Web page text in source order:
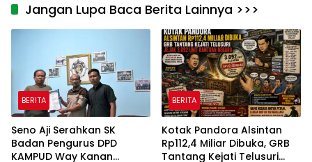
Jangan Lupa Baca Berita Lainnya >>>
BERITA
Seno Aji Serahkan SK
Badan Pengurus DPD
KAMPUD Way Kanan
BERITA
Kotak Pandora Alsintan
Rp112,4 Miliar Dibuka, GRB
Tantang Kejati Telusuri